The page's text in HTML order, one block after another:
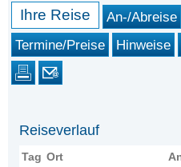
Ihre Reise An-/Abreise
Termine/Preise
Hinweise
Reiseverlauf
Tag Ort